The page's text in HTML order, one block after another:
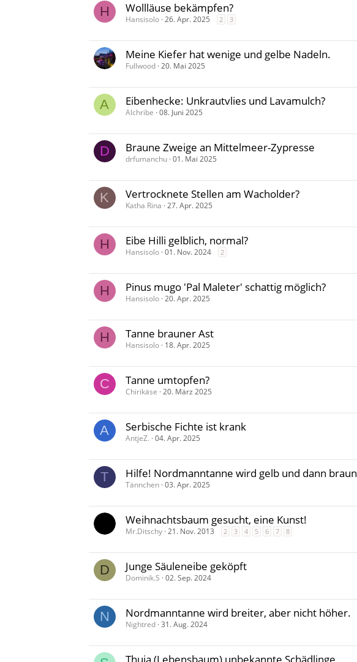
H Wollläuse bekämpfen?
Hansisolo 26. Apr. 2025 2 3
Meine Kiefer hat wenige und gelbe Nadeln.
Fullwood 20. Mai 2025
A Eibenhecke: Unkrautvlies und Lavamulch?
Alchribe 08. Juni 2025
D Braune Zweige an Mittelmeer-Zypresse
drfumanchu 01. Mai 2025
K Vertrocknete Stellen am Wacholder?
Katha Rina 27. Apr. 2025
H Eibe Hilli gelblich, normal?
Hansisolo 01. Nov. 2024 2
H Pinus mugo 'Pal Maleter' schattig möglich?
Hansisolo 20. Apr. 2025
H Tanne brauner Ast
Hansisolo 18. Apr. 2025
C Tanne umtopfen?
Chirikäse 20. März 2025
A Serbische Fichte ist krank
AntjeZ. 04. Apr. 2025
T Hilfe! Nordmanntanne wird gelb und dann braun
Tännchen 03. Apr. 2025
Weihnachtsbaum gesucht, eine Kunst!
Mr.Ditschy 21. Nov. 2013 2 3 4 5 6 7 8
D Junge Säuleneibe geköpft
Dominik.S 02. Sep. 2024
N Nordmanntanne wird breiter, aber nicht höher.
Nightred 31. Aug. 2024